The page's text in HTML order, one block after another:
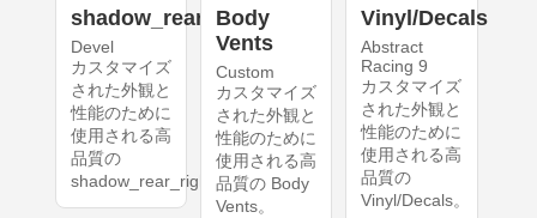
shadow_rear_right
Devel
カスタマイズ
された外観と
性能のために
使用される高
品質の
shadow_rear_right。
Body
Vents
Custom
カスタマイズ
された外観と
性能のために
使用される高
品質の Body
Vents。
Vinyl/Decals
Abstract
Racing 9
カスタマイズ
された外観と
性能のために
使用される高
品質の
Vinyl/Decals。